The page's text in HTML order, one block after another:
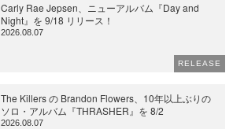
Carly Rae Jepsen、ニューアルバム『Day and
Night』を 9/18 リリース！
2026.08.07
RELEASE
The Killers の Brandon Flowers、10年以上ぶりの
ソロ・アルバム『THRASHER』を 8/2
2026.08.07